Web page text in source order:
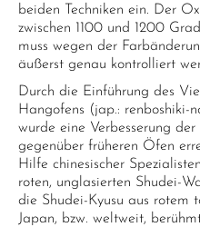
beiden Techniken ein. Der
zwischen 1100 und 1200
muss wegen der
äußerst genau kontrolliert
Durch die Einführung des
Hangofens (jap.: renboshiki-
wurde eine Verbesserung
gegenüber früheren Öfen
Hilfe chinesischer
roten, unglasierten Shudei-
die Shudei-Kyusu aus rotem
Japan, bzw. weltweit,